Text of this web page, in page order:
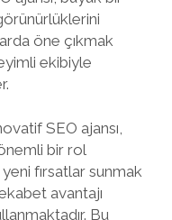
öne çıkmak
ekibiyle
SEO ajansı,
bir rol
fırsatlar sunmak
avantajı
Bu